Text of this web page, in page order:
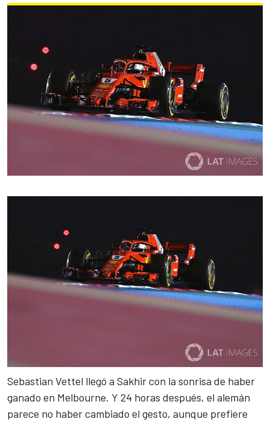
Sebastian Vettel llegó a Sakhir con la sonrisa de haber
ganado en Melbourne. Y 24 horas después, el alemán
parece no haber cambiado el gesto, aunque prefiere